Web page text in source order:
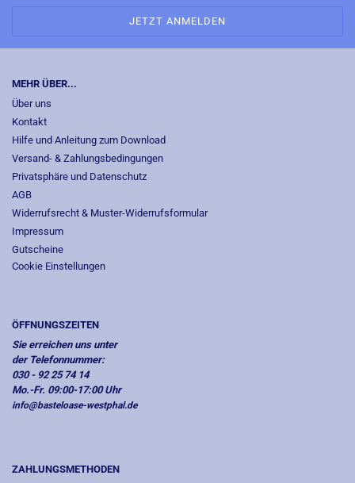
MEHR ÜBER...
Über uns
Kontakt
Hilfe und Anleitung zum Download
Versand- & Zahlungsbedingungen
Privatsphäre und Datenschutz
AGB
Widerrufsrecht & Muster-Widerrufsformular
Impressum
Gutscheine
Cookie Einstellungen
ÖFFNUNGSZEITEN
Sie erreichen uns unter
der Telefonnummer:
030 - 92 25 74 14
Mo.-Fr. 09:00-17:00 Uhr
info@basteloase-westphal.de
ZAHLUNGSMETHODEN